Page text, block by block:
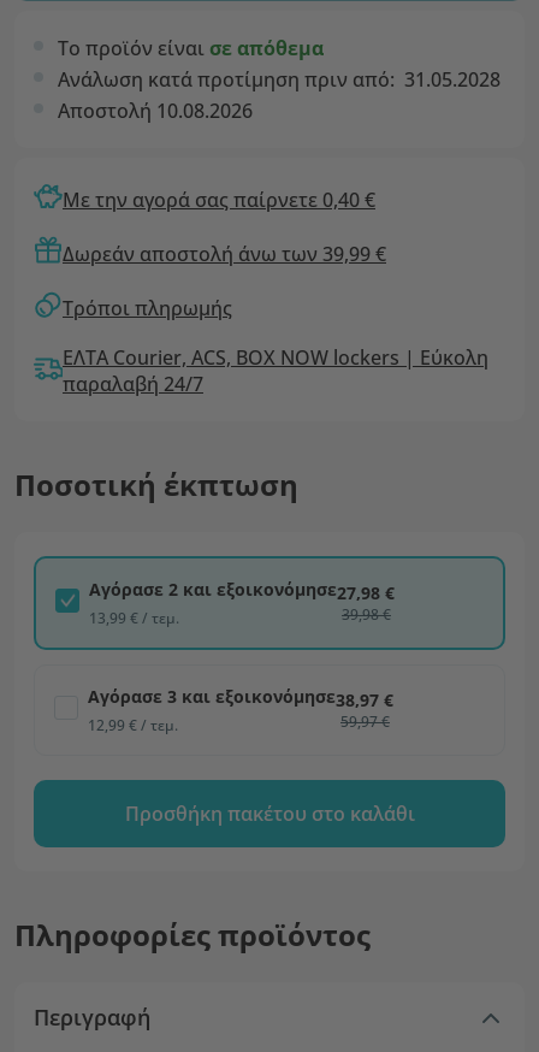
Το προϊόν είναι σε απόθεμα
Ανάλωση κατά προτίμηση πριν από: 31.05.2028
Αποστολή 10.08.2026
Με την αγορά σας παίρνετε 0,40 €
Δωρεάν αποστολή άνω των 39,99 €
Τρόποι πληρωμής
ΕΛΤΑ Courier, ACS, BOX NOW lockers | Εύκολη
παραλαβή 24/7
Ποσοτική έκπτωση
Αγόρασε 2 και εξοικονόμησε
13,99 € / τεμ.
27,98 €
39,98 €
Αγόρασε 3 και εξοικονόμησε
12,99 € / τεμ.
38,97 €
59,97 €
Προσθήκη πακέτου στο καλάθι
Πληροφορίες προϊόντος
Περιγραφή